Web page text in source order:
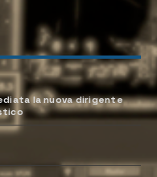
la nuova dirigente